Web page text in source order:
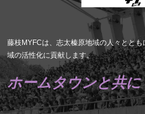
藤枝MYFCは、志太榛原地域の人々とと
域の活性化に貢献します。
ホームタウンと共に